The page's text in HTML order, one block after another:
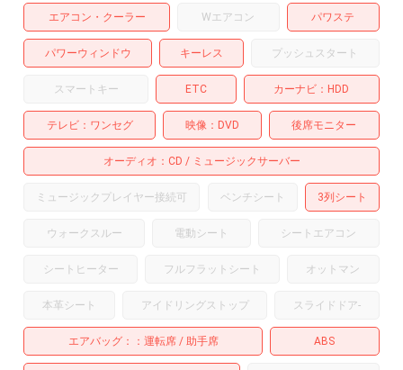
エアコン・クーラー Wエアコン パワステ
パワーウィンドウ キーレス プッシュスタート
スマートキー ETC カーナビ HDD
テレビ ワンセグ 映像 DVD 後席モニター
オーディオ CD ミュージックサーバー
ミュージックプレイヤー接続可 ベンチシート 3列シート
ウォークスルー 電動シート シートエアコン
シートヒーター フルフラットシート オットマン
本革シート アイドリングストップ スライドドア-
エアバッグ： 運転席 助手席 ABS